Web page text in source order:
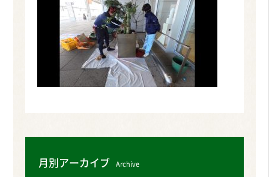
月別アーカイブ Archive